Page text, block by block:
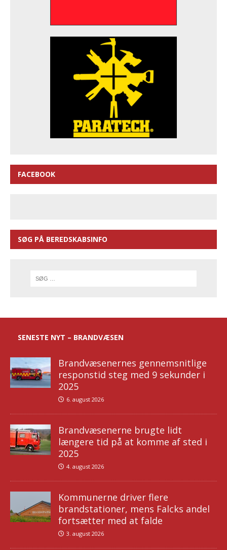
FACEBOOK
SØG PÅ BEREDSKABSINFO
SENESTE NYT – BRANDVÆSEN
Brandvæsenernes gennemsnitlige
responstid steg med 9 sekunder i
2025
6. august 2026
Brandvæsenerne brugte lidt
længere tid på at komme af sted i
2025
4. august 2026
Kommunerne driver flere
brandstationer, mens Falcks andel
fortsætter med at falde
3. august 2026